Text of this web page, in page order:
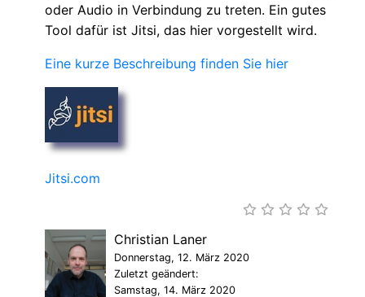
oder Audio in Verbindung zu treten. Ein gutes
Tool dafür ist Jitsi, das hier vorgestellt wird.
Eine kurze Beschreibung finden Sie hier
Jitsi.com
Christian Laner
Donnerstag, 12. März 2020
Zuletzt geändert:
Samstag, 14. März 2020